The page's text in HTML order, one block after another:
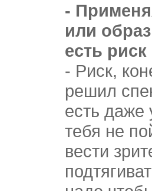
-
или
есть
- Риск,
решил
есть даже
тебя не
вести